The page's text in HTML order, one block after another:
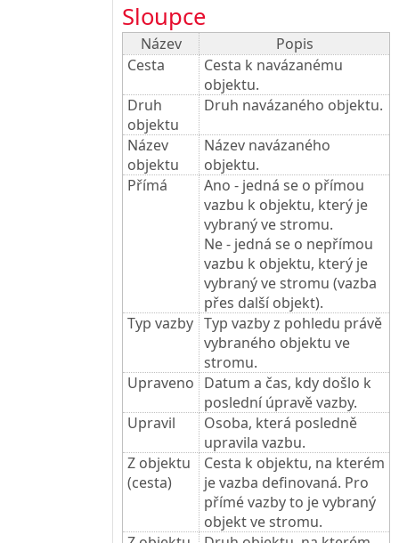
Sloupce
Název
Popis
Cesta
Cesta k navázanému
objektu.
Druh
objektu
Druh navázaného objektu.
Název
objektu
Název navázaného
objektu.
Přímá
Ano - jedná se o přímou
vazbu k objektu, který je
vybraný ve stromu.
Ne - jedná se o nepřímou
vazbu k objektu, který je
vybraný ve stromu (vazba
přes další objekt).
Typ vazby Typ vazby z pohledu právě
vybraného objektu ve
stromu.
Upraveno Datum a čas, kdy došlo k
poslední úpravě vazby.
Upravil
Osoba, která posledně
upravila vazbu.
Z objektu
(cesta)
Cesta k objektu, na kterém
je vazba definovaná. Pro
přímé vazby to je vybraný
objekt ve stromu.